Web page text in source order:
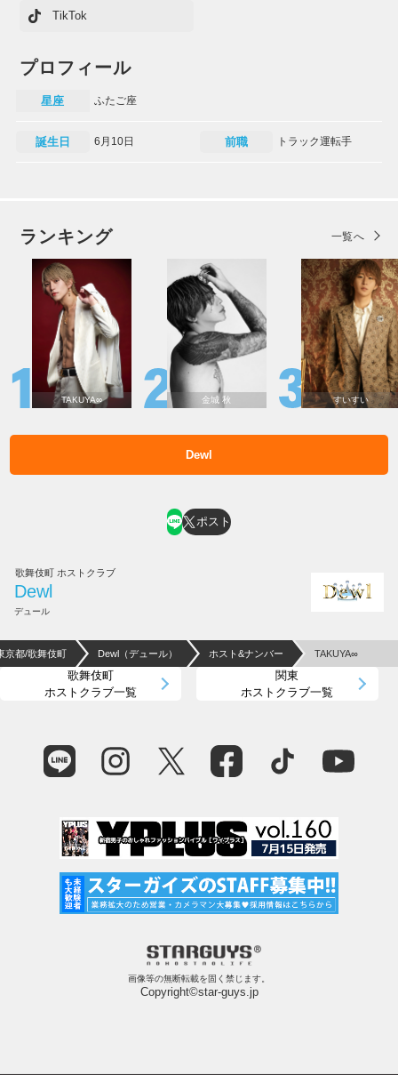
TikTok
プロフィール
星座 ふたご座
誕生日 6月10日 前職 トラック運転手
ランキング 一覧へ
TAKUYA∞ 金城 秋 すいすい
Dewl
ポスト
歌舞伎町 ホストクラブ
Dewl
デュール
京都/歌舞伎町 Dewl（デュール） ホスト&ナンバー TAKUYA∞
歌舞伎町
ホストクラブ一覧
関東
ホストクラブ一覧
画像等の無断転載を固く禁じます。
Copyright©star-guys.jp